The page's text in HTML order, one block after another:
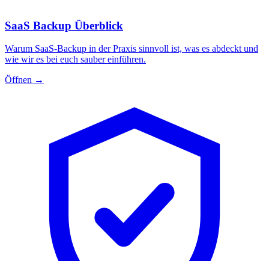
SaaS Backup Überblick
Warum SaaS-Backup in der Praxis sinnvoll ist, was es abdeckt und
wie wir es bei euch sauber einführen.
Öffnen →